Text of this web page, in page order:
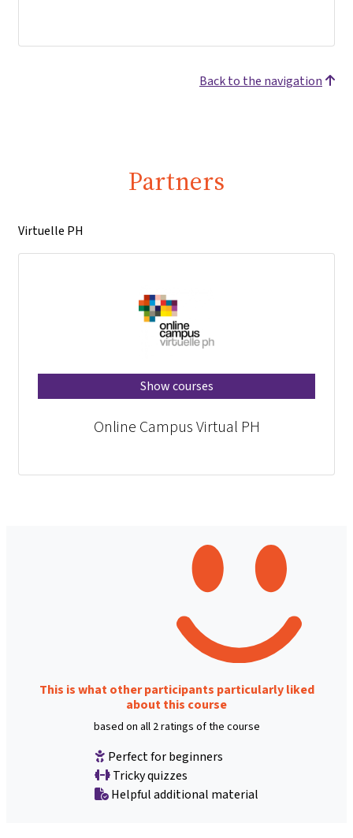
Back to the navigation
Partners
Virtuelle PH
Show courses
Online Campus Virtual PH
This is what other participants particularly liked
about this course
based on all 2 ratings of the course
Perfect for beginners
Tricky quizzes
Helpful additional material